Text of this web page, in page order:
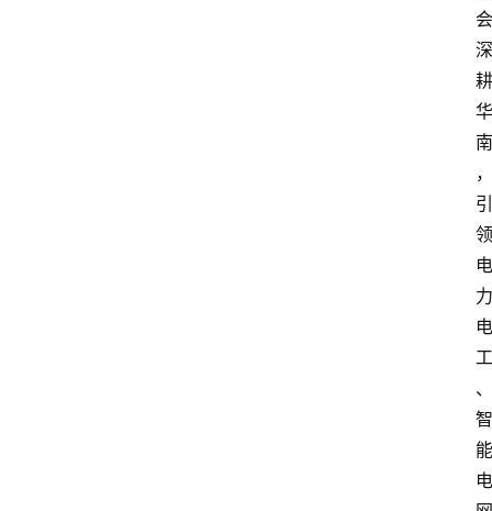
会
深
耕
华
南
，
引
领
电
力
电
工
、
智
能
电